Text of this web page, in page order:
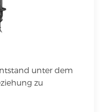
unter dem
zu